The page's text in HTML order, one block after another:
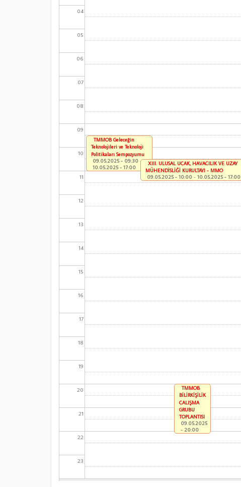
04
05
06
07
08
09
10
11
12
13
14
15
16
17
18
19
20
21
22
23
TMMOB Geleceğin
Teknolojileri ve Teknoloji
Politikaları Sempozyumu
09.05.2025 - 09:30 -
10.05.2025 - 17:00
XIII. ULUSAL UÇAK, HAVACILIK VE UZAY
MÜHENDİSLİĞİ KURULTAYI - MMO
09.05.2025 - 10:00- 10.05.2025 - 17:00
TMMOB
BİLİRKİŞİLİK
ÇALIŞMA
GRUBU
TOPLANTISI
09.05.2025
- 20:00